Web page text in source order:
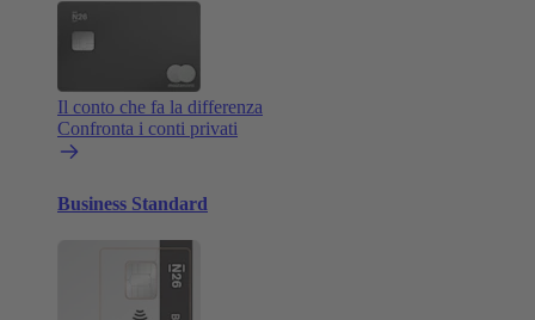
Il conto che fa la differenza
Confronta i conti privati
Business Standard